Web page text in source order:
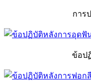
การ
ข้อป